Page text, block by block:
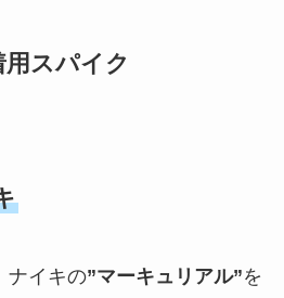
スパイク
ナイキの”マーキュリアル”を